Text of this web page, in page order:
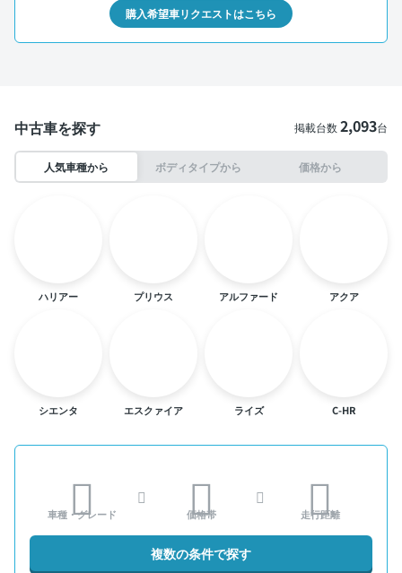
購入希望車リクエストはこちら
中古車を探す 掲載台数2,093台
人気車種から ボディタイプから 価格から
ハリアー プリウス アルファード アクア
シエンタ エスクァイア ライズ C-HR
車種・グレード 価格帯 走行距離
複数の条件で探す